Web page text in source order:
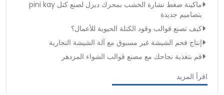
ماكينة ضغط نشارة الخشب بمحرك ديزل لصنع كتل pini kay
بتصاميم جديدة
كيف تصنع قوالب وقود الكتلة الحيوية للأعمال؟
إنتاج فحم الشيشة غير مسبوق مع آلة الشيشة التجارية
قم بتغذية نجاحك مع مصنع قوالب الشواء المزدهر
اقرأ المزيد